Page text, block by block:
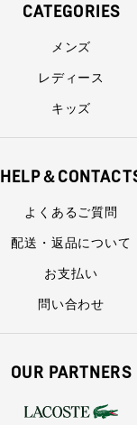
CATEGORIES
メンズ
レディース
キッズ
HELP＆
よくあるご質問
配送・返品について
お支払い
問い合わせ
OUR PARTNERS